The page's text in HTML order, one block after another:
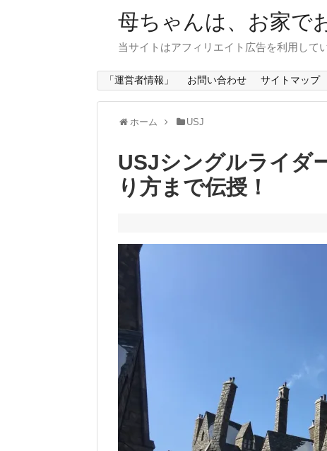
母ちゃんは、お家で
当サイトはアフィリエイト広告を利用して
「運営者情報」 お問い合わせ サイトマップ
ホーム USJ
USJシングルライダ
り方まで伝授！